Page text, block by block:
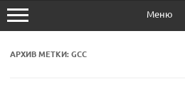
Меню
АРХИВ МЕТКИ:GCC